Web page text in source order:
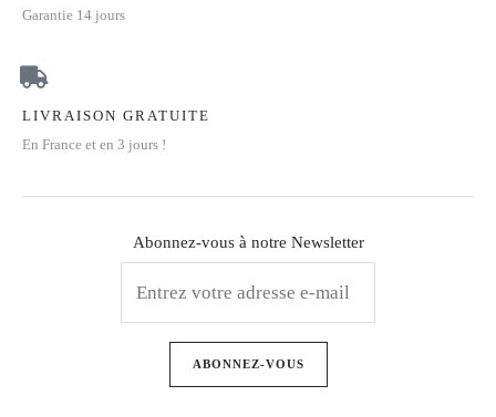
Garantie 14 jours
LIVRAISON GRATUITE
En France et en 3 jours !
Abonnez-vous à notre Newsletter